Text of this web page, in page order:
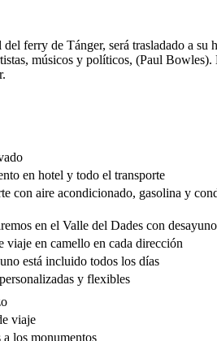
ferry de Tánger, será trasladado a
músicos y políticos, (Paul
en hotel y todo el transporte
con aire acondicionado, gasolina y
en el Valle del Dades con
viaje en camello en cada dirección
está incluido todos los días
y flexibles
viaje
a los monumentos